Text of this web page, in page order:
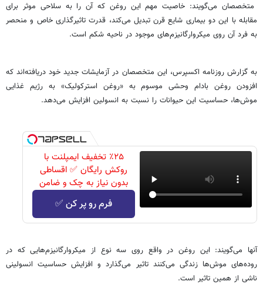
متخصصان می‌گویند: خاصیت مهم این روغن که آن را به سلاحی موثر برای
مقابله با این دو بیماری شایع قرن تبدیل می‌کند، قدرت تاثیرگذاری خاص و منحصر
به فرد آن روی میکروارگانیزم‌های موجود در ناحیه شکم است.
به گزارش روزنامه اکسپرس، این متخصصان در آزمایشات جدید خود دریافته‌اند که
افزودن روغن بادام وحشی موسوم به «روغن استرکولیک» به رژیم غذایی
موش‌ها، حساسیت این حیوانات را نسبت به انسولین افزایش می‌دهد.
٪۲۵ تخفیف ایمپلنت با
روکش رایگان ✅ اقساطی
بدون نیاز به چک و ضامن
فرم رو پر کن ✅
آنها می‌گویند: این روغن در واقع روی سه نوع از میکروارگانیزم‌هایی که در
روده‌های موش‌ها زندگی می‌کنند تاثیر می‌گذارد و افزایش حساسیت انسولینی
ناشی از همین تاثیر است.